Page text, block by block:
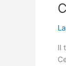
Il